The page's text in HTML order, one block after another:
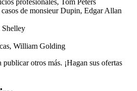
de monsieur Dupin, Edgar Allan
Shelley
William Golding
otros más. ¡Hagan sus ofertas